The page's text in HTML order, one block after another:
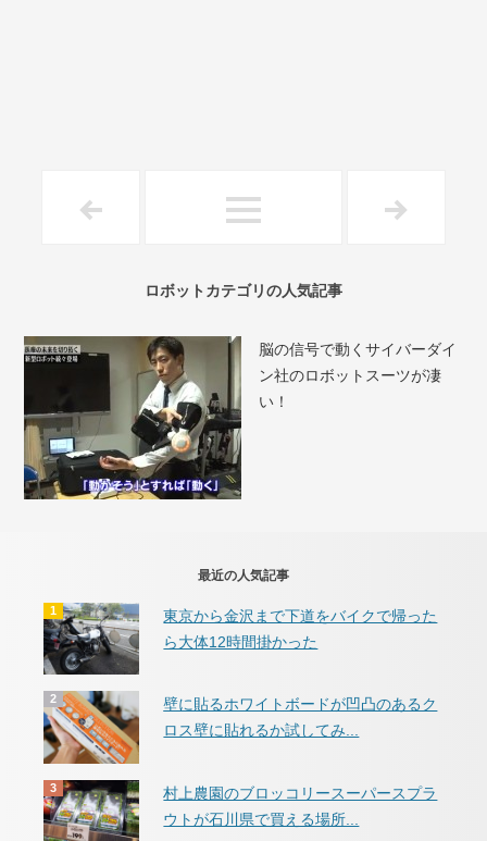
ロボットカテゴリの人気記事
脳の信号で動くサイバーダイ
ン社のロボットスーツが凄
い！
最近の人気記事
東京から金沢まで下道をバイクで帰った
ら大体12時間掛かった
壁に貼るホワイトボードが凹凸のあるク
ロス壁に貼れるか試してみ...
村上農園のブロッコリースーパースプラ
ウトが石川県で買える場所...